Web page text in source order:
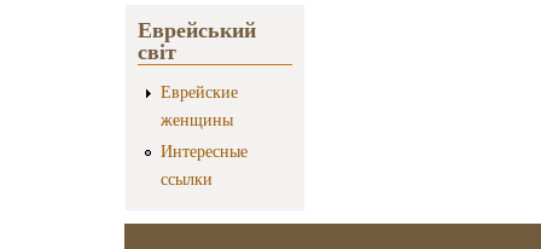
Еврейський
світ
Еврейские
женщины
Интересные
ссылки